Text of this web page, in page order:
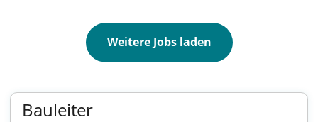
Weitere Jobs laden
Bauleiter